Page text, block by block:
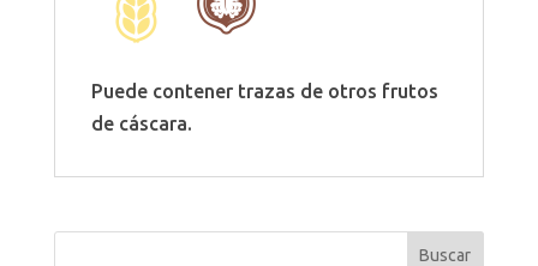
Puede contener trazas de otros frutos
de cáscara.